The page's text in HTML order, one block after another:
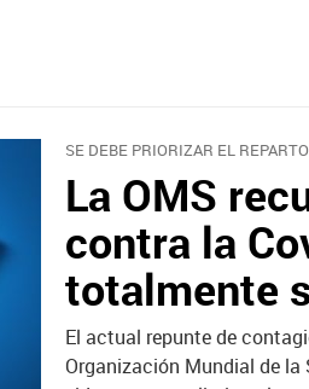
SE DEBE PRIORIZAR EL
La OMS
contra la
totalmente
El actual repunte de
Organización Mundial de la